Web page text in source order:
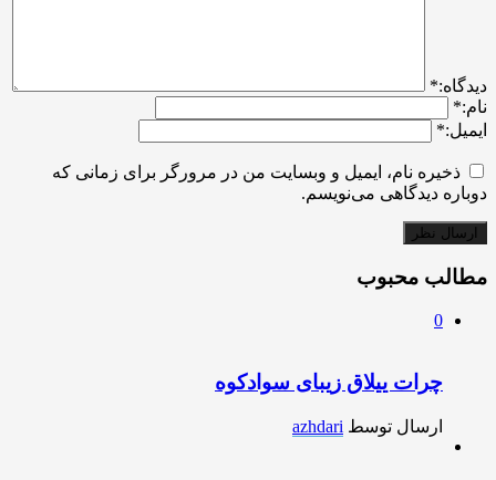
ديدگاه:*
نام:*
ایمیل:*
ذخیره نام، ایمیل و وبسایت من در مرورگر برای زمانی که
دوباره دیدگاهی می‌نویسم.
مطالب محبوب
0
چرات ییلاق زیبای سوادکوه
ارسال توسط azhdari